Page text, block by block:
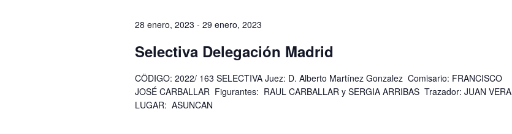
28 enero, 2023 - 29 enero, 2023
Selectiva Delegación Madrid
CÖDIGO: 2022/ 163 SELECTIVA Juez: D. Alberto Martínez Gonzalez Comisario: FRANCISCO
JOSÉ CARBALLAR Figurantes: RAUL CARBALLAR y SERGIA ARRIBAS Trazador: JUAN VERA
LUGAR: ASUNCAN